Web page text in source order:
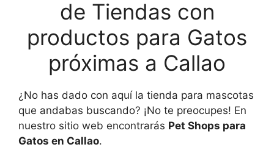
de Tiendas con
productos para Gatos
próximas a Callao
¿No has dado con aquí la tienda para mascotas
que andabas buscando? ¡No te preocupes! En
nuestro sitio web encontrarás Pet Shops para
Gatos en Callao.